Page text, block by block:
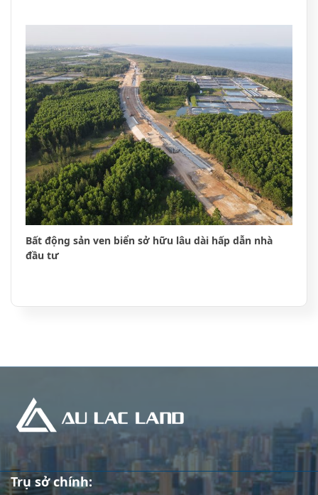
Bất động sản ven biển sở hữu lâu dài hấp dẫn nhà
đầu tư
Trụ sở chính: